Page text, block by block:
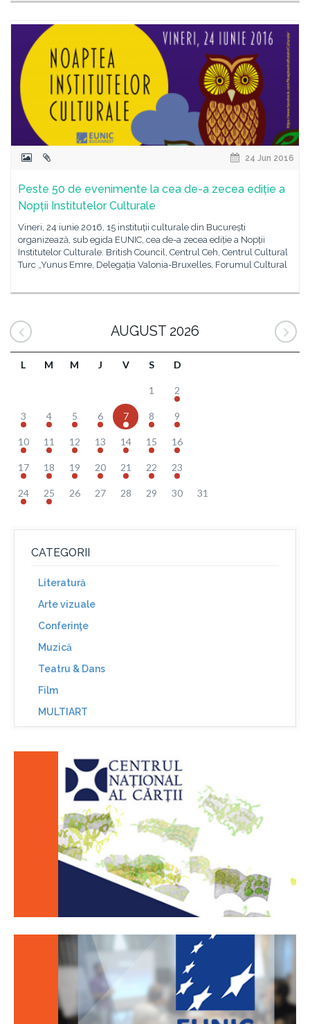
24 Jun 2016
Peste 50 de evenimente la cea de-a zecea ediție a
Nopții Institutelor Culturale
Vineri, 24 iunie 2016, 15 instituții culturale din București
organizează, sub egida EUNIC, cea de-a zecea ediție a Nopții
Institutelor Culturale. British Council, Centrul Ceh, Centrul Cultural
Turc „Yunus Emre, Delegația Valonia-Bruxelles, Forumul Cultural
AUGUST 2026
L M M J V S D
1 2
3 4 5 6 7 8 9
10 11 12 13 14 15 16
17 18 19 20 21 22 23
24 25 26 27 28 29 30 31
CATEGORII
Literatură
Arte vizuale
Conferinţe
Muzică
Teatru & Dans
Film
MULTIART